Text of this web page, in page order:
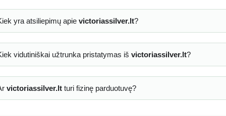
yra atsiliepimų apie victoriassilver.lt?
vidutiniškai užtrunka pristatymas iš victoriassilver.lt?
victoriassilver.ltturi fizinę parduotuvę?